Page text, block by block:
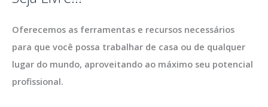
Oferecemos as ferramentas e recursos necessários
para que você possa trabalhar de casa ou de qualquer
lugar do mundo, aproveitando ao máximo seu potencial
profissional.